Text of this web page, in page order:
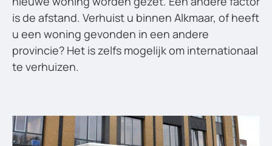
is de afstand. Verhuist u binnen Alkmaar, of heeft
u een woning gevonden in een andere
provincie? Het is zelfs mogelijk om internationaal
te verhuizen.